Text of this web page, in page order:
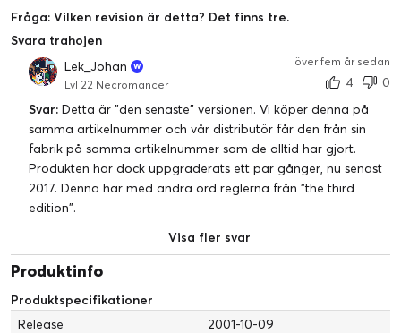
Fråga: Vilken revision är detta? Det finns tre.
Svara trahojen
Lek_Johan
Lvl 22 Necromancer
över fem år sedan
4
0
Svar: Detta är "den senaste" versionen. Vi köper denna på
samma artikelnummer och vår distributör får den från sin
fabrik på samma artikelnummer som de alltid har gjort.
Produkten har dock uppgraderats ett par gånger, nu senast
2017. Denna har med andra ord reglerna från "the third
edition".
Visa fler svar
Produktinfo
Produktspecifikationer
Release
2001-10-09